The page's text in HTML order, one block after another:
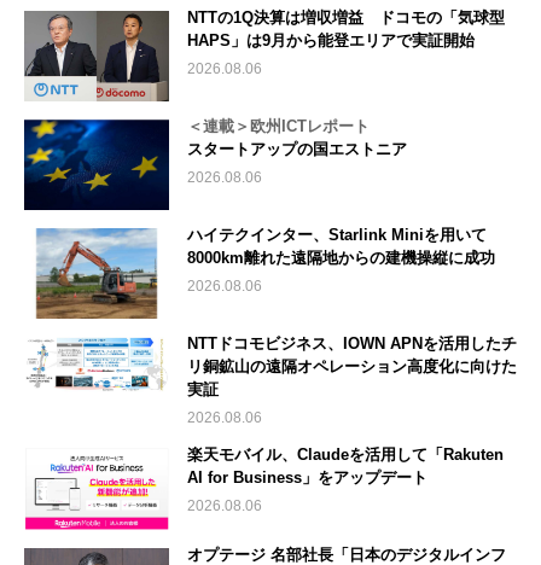
NTTの1Q決算は増収増益 ドコモの「気球型
HAPS」は9月から能登エリアで実証開始
2026.08.06
＜連載＞欧州ICTレポート
スタートアップの国エストニア
2026.08.06
ハイテクインター、Starlink Miniを用いて
8000km離れた遠隔地からの建機操縦に成功
2026.08.06
NTTドコモビジネス、IOWN APNを活用したチ
リ銅鉱山の遠隔オペレーション高度化に向けた
実証
2026.08.06
楽天モバイル、Claudeを活用して「Rakuten
AI for Business」をアップデート
2026.08.06
オプテージ 名部社長「日本のデジタルインフ